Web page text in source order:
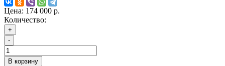
Цена: 174 000 р.
Количество:
+
-
В корзину